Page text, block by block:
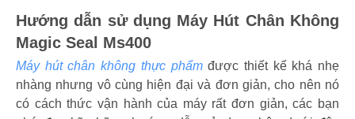
Hướng dẫn sử dụng Máy Hút Chân Không
Magic Seal Ms400
Máy hút chân không thực phẩmđược thiết kế khá nhẹ
nhàng nhưng vô cùng hiện đại và đơn giản, cho nên nó
có cách thức vận hành của máy rất đơn giản, các bạn